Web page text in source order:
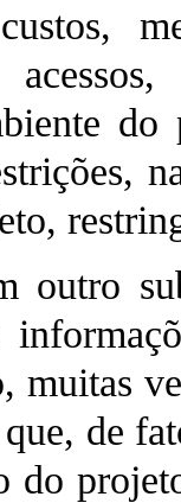
outro
muitas
de
do